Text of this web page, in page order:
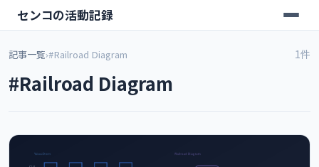
センコの活動記録
記事一覧›#Railroad Diagram
#Railroad Diagram
1件